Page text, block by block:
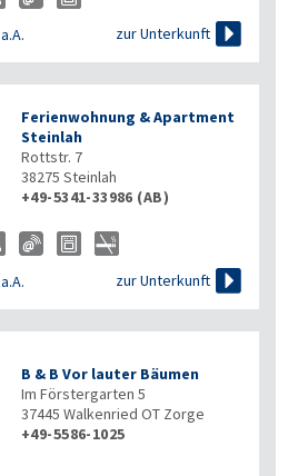
a.A. zur Unterkunft 
Ferienwohnung & Apartment
Steinlah
Rottstr. 7
38275 Steinlah
+49-5341-33986 (AB)
a.A. zur Unterkunft 
B & B Vor lauter Bäumen
Im Förstergarten 5
37445 Walkenried OT Zorge
+49-5586-1025